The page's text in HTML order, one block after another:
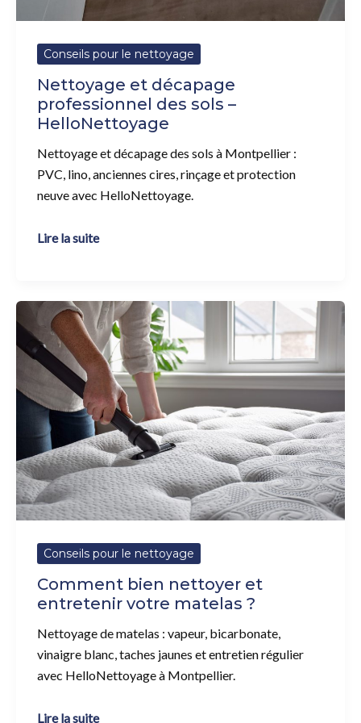
Conseils pour le nettoyage
Nettoyage et décapage
professionnel des sols –
HelloNettoyage
Nettoyage et décapage des sols à Montpellier :
PVC, lino, anciennes cires, rinçage et protection
neuve avec HelloNettoyage.
Lire la suite
Conseils pour le nettoyage
Comment bien nettoyer et
entretenir votre matelas ?
Nettoyage de matelas : vapeur, bicarbonate,
vinaigre blanc, taches jaunes et entretien régulier
avec HelloNettoyage à Montpellier.
Comment
bien
nettoyer
et
entretenir
votre
matelas
?
Lire la suite